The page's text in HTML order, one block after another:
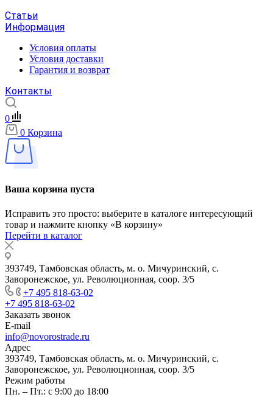
Статьи
Информация
Условия оплаты
Условия доставки
Гарантия и возврат
Контакты
0
0 Корзина
Ваша корзина пуста
Исправить это просто: выберите в каталоге интересующий
товар и нажмите кнопку «В корзину»
Перейти в каталог
393749, Тамбовская область, м. о. Мичуринский, с.
Заворонежское, ул. Революционная, соор. 3/5
+7 495 818-63-02
+7 495 818-63-02
Заказать звонок
E-mail
info@novorostrade.ru
Адрес
393749, Тамбовская область, м. о. Мичуринский, с.
Заворонежское, ул. Революционная, соор. 3/5
Режим работы
Пн. – Пт.: с 9:00 до 18:00